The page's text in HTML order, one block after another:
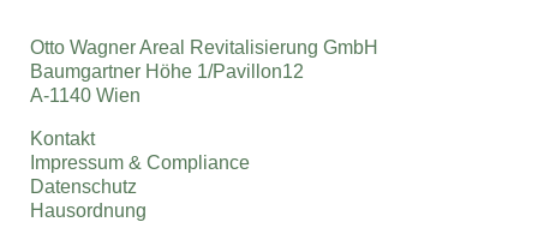
Otto Wagner Areal Revitalisierung GmbH
Baumgartner Höhe 1/Pavillon12
A-1140 Wien
Kontakt
Impressum & Compliance
Datenschutz
Hausordnung